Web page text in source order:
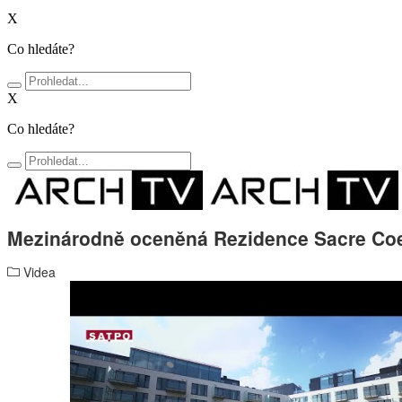
X
Co hledáte?
X
Co hledáte?
Mezinárodně oceněná Rezidence Sacre
Videa